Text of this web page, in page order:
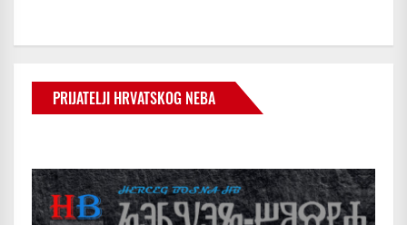
PRIJATELJI HRVATSKOG NEBA